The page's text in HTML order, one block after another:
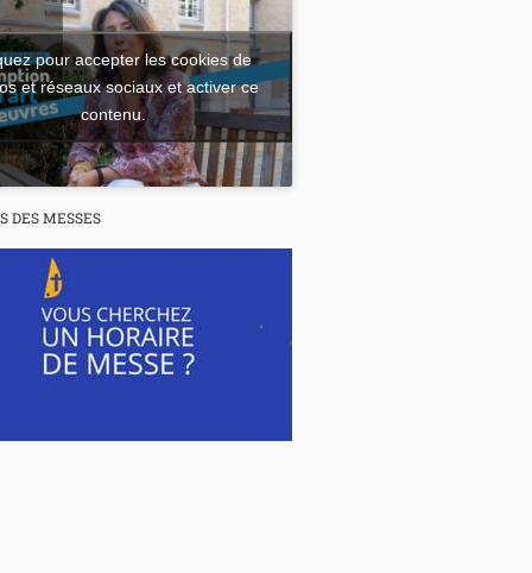
pour accepter les cookies de
et réseaux sociaux et activer ce
contenu.
DES MESSES